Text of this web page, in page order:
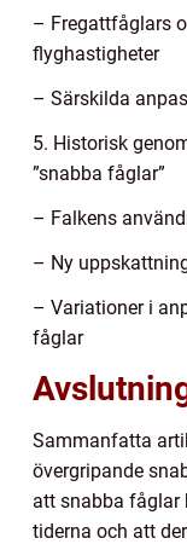
– Fregattfåglars
flyghastigheter
– Särskilda
5. Historisk
”snabba fåglar”
– Falkens
– Ny
– Variationer i
fåglar
Sammanfatta
övergripande
att snabba fåglar
tiderna och att